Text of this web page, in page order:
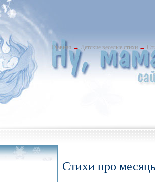
Главная → Детские веселые стихи →
Стихи про